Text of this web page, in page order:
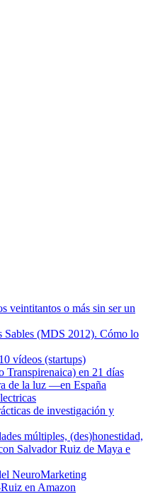
veintitantos o más sin ser un
Sables (MDS 2012). Cómo lo
vídeos (startups)
Transpirenaica) en 21 días
de la luz —en España
de investigación y
múltiples, (des)honestidad,
Salvador Ruiz de Maya e
NeuroMarketing
en Amazon